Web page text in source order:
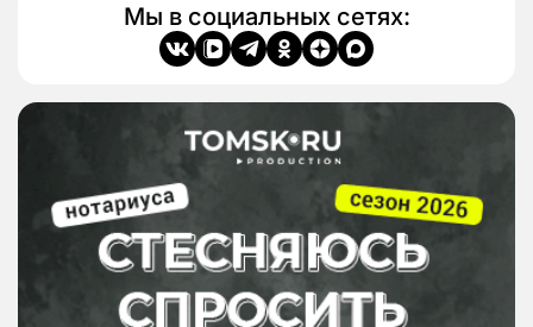
Мы в социальных сетях: